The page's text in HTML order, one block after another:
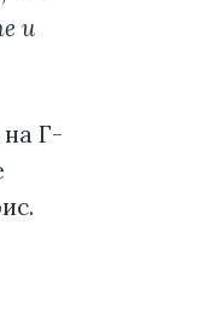
и
на Г-